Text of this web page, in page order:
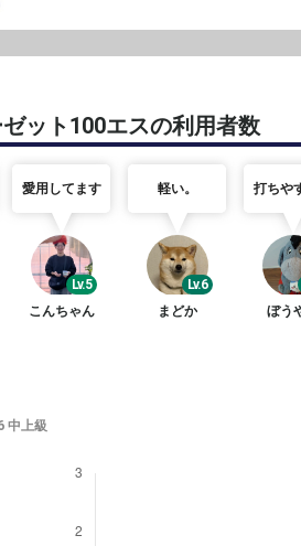
ット100エスの利用者数
愛用してます
Lv.5
こんちゃん
軽い。
Lv.6
まどか
打ちや
ぼう
中上級